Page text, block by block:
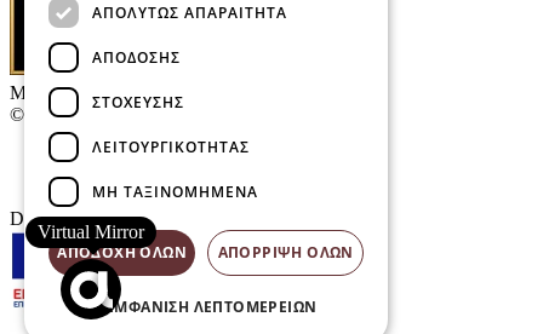
Μαρκάκης Οπτικά
© 2026
Επικοινωνία
E-Volution Awards
Designed & developed by
Virtual Mirror
ΑΠΟΛΎΤΩΣ ΑΠΑΡΑΊΤΗΤΑ
ΑΠΌΔΟΣΗΣ
ΣΤΌΧΕΥΣΗΣ
ΛΕΙΤΟΥΡΓΙΚΌΤΗΤΑΣ
ΜΗ ΤΑΞΙΝΟΜΗΜΈΝΑ
ΑΠΟΔΟΧΉ ΌΛΩΝ ΑΠΌΡΡΙΨΗ ΌΛΩΝ
ΕΜΦΆΝΙΣΗ ΛΕΠΤΟΜΕΡΕΙΏΝ